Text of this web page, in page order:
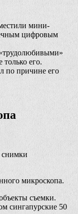
мини-
цифровым
его.
по причине его
микроскопа.
съемки.
сингапурские 50